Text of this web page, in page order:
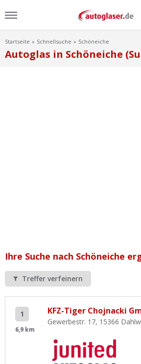
Menu
Werkstatt Login
Startseite Schnellsuche Schöneiche
Autoglas in Schöneiche
Ihre Suche nach Schöneiche
Treffer verfeinern
1
6,9 km
KFZ-Tiger Chojnacki
Gewerbestr. 17, 15366